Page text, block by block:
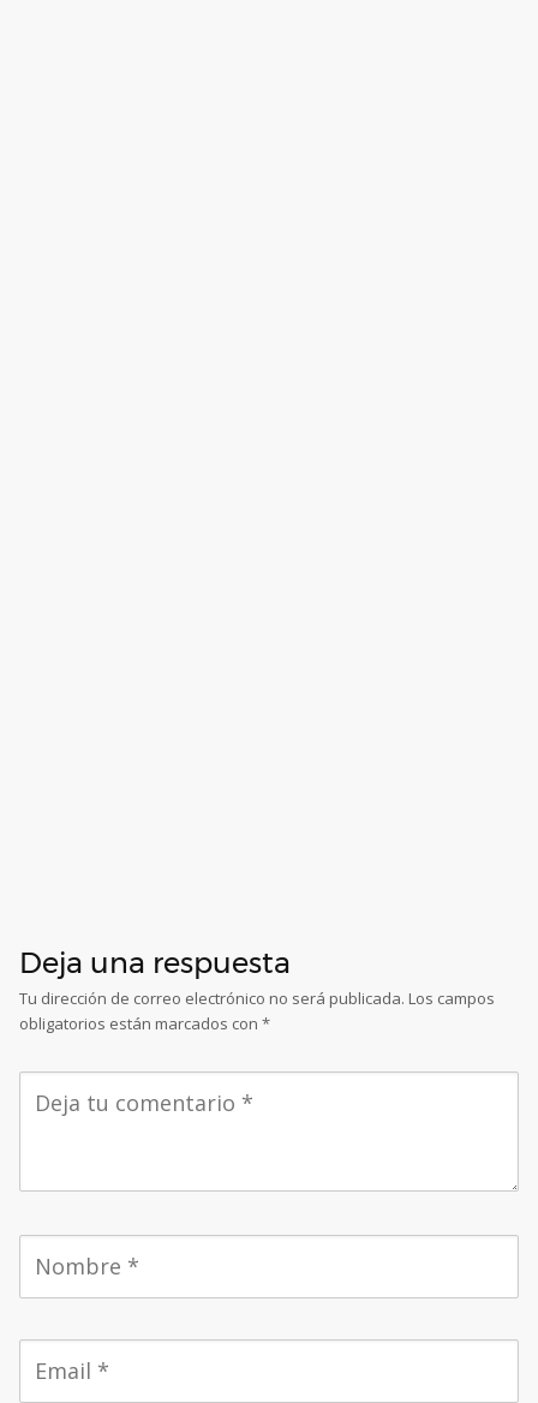
Deja una respuesta
Tu dirección de correo electrónico no será publicada. Los campos
obligatorios están marcados con *